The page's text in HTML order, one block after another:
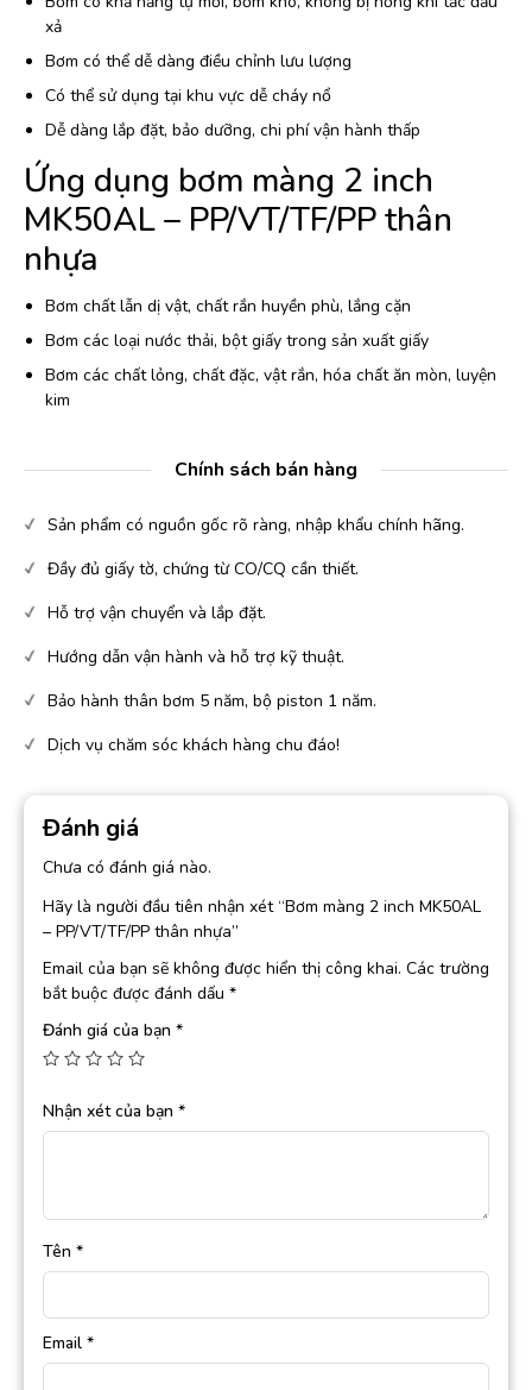
xả
Bơm có thể dễ dàng điều chỉnh lưu lượng
Có thể sử dụng tại khu vực dễ cháy nổ
Dễ dàng lắp đặt, bảo dưỡng, chi phí vận hành thấp
Ứng dụng bơm màng 2 inch
MK50AL – PP/VT/TF/PP thân
nhựa
Bơm chất lẫn dị vật, chất rắn huyền phù, lắng cặn
Bơm các loại nước thải, bột giấy trong sản xuất giấy
Bơm các chất lỏng, chất đặc, vật rắn, hóa chất ăn mòn, luyện
kim
Chính sách bán hàng
Sản phẩm có nguồn gốc rõ ràng, nhập khẩu chính hãng.
Đầy đủ giấy tờ, chứng từ CO/CQ cần thiết.
Hỗ trợ vận chuyển và lắp đặt.
Hướng dẫn vận hành và hỗ trợ kỹ thuật.
Bảo hành thân bơm 5 năm, bộ piston 1 năm.
Dịch vụ chăm sóc khách hàng chu đáo!
Đánh giá
Chưa có đánh giá nào.
Hãy là người đầu tiên nhận xét “Bơm màng 2 inch MK50AL
– PP/VT/TF/PP thân nhựa”
Email của bạn sẽ không được hiển thị công khai. Các trường
bắt buộc được đánh dấu *
Đánh giá của bạn *
Nhận xét của bạn *
Tên *
Email *